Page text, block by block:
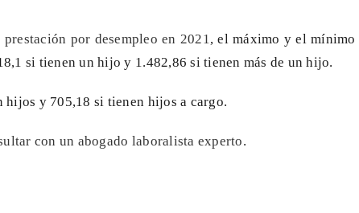
prestación por desempleo en 2021, el máximo y el mínimo
si tienen un hijo y 1.482,86 si tienen más de un hijo.
hijos y 705,18 si tienen hijos a cargo.
con un abogado laboralista experto.